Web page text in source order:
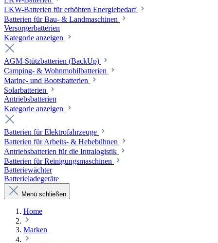
LKW-Batterien für erhöhten Energiebedarf
Batterien für Bau- & Landmaschinen
Versorgerbatterien
Kategorie anzeigen
AGM-Stützbatterien (BackUp)
Camping- & Wohnmobilbatterien
Marine- und Bootsbatterien
Solarbatterien
Antriebsbatterien
Kategorie anzeigen
Batterien für Elektrofahrzeuge
Batterien für Arbeits- & Hebebühnen
Antriebsbatterien für die Intralogistik
Batterien für Reinigungsmaschinen
Batteriewächter
Batterieladegeräte
Menü schließen
Home
Marken